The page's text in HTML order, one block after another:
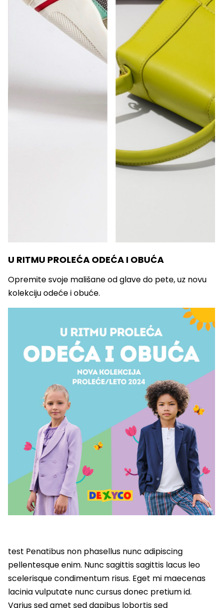
U RITMU PROLEĆA ODEĆA I OBUĆA
Opremite svoje mališane od glave do pete, uz novu
kolekciju odeće i obuće.
test Penatibus non phasellus nunc adipiscing
pellentesque enim. Nunc sagittis sagittis lacus leo
scelerisque condimentum risus. Eget mi maecenas
lacinia vulputate nunc cursus donec pretium id.
Varius sed amet sed dapibus lobortis sed